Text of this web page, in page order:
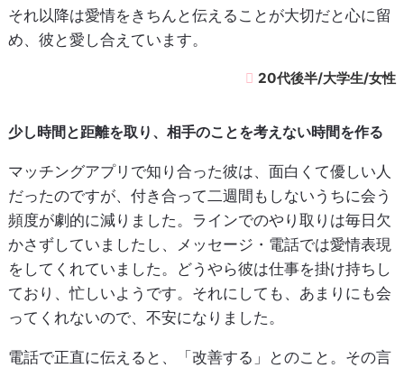
それ以降は愛情をきちんと伝えることが大切だと心に留
め、彼と愛し合えています。
20代後半/大学生/女性
少し時間と距離を取り、相手のことを考えない時間を作る
マッチングアプリで知り合った彼は、面白くて優しい人
だったのですが、付き合って二週間もしないうちに会う
頻度が劇的に減りました。ラインでのやり取りは毎日欠
かさずしていましたし、メッセージ・電話では愛情表現
をしてくれていました。どうやら彼は仕事を掛け持ちし
ており、忙しいようです。それにしても、あまりにも会
ってくれないので、不安になりました。
電話で正直に伝えると、「改善する」とのこと。その言